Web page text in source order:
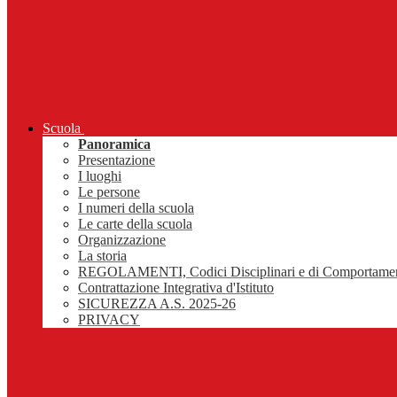
Scuola
Panoramica
Presentazione
I luoghi
Le persone
I numeri della scuola
Le carte della scuola
Organizzazione
La storia
REGOLAMENTI, Codici Disciplinari e di
Contrattazione Integrativa d'Istituto
SICUREZZA A.S. 2025-26
PRIVACY